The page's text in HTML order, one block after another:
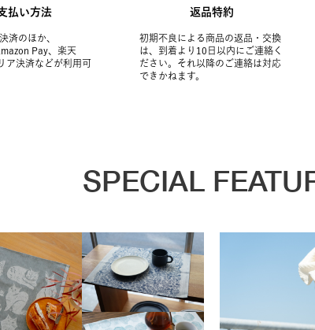
払い方法
済のほか、
Pay、楽天
ア決済などが利用可
返品特約
初期不良による商品の返品・交換
は、到着より10日以内にご連絡く
ださい。それ以降のご連絡は対応
できかねます。
SPECIAL